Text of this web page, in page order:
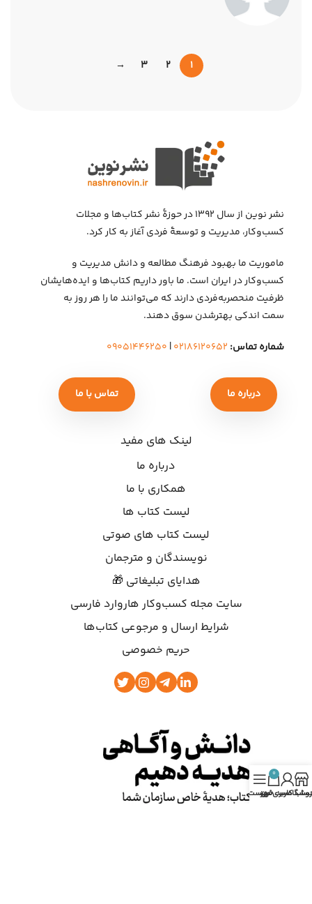
1
2
3
→
نشر نوین از سال ۱۳۹۲ در حوزهٔ نشر کتاب‌ها و مجلات
کسب‌وکار، مدیریت و توسعهٔ فردی آغاز به کار کرد.
ماموریت ما بهبود فرهنگ مطالعه و دانش مدیریت و
کسب‌وکار در ایران است. ما باور داریم کتاب‌ها و ایده‌هایشان
ظرفیت منحصربه‌فردی دارند که می‌توانند ما را هر روز به
سمت اندکی بهتر‌شدن سوق دهند.
شماره تماس: ۰۲۱۸۶۱۲۰۶۵۲| ۰۹۰۵۱۴۴۶۲۵۰
درباره ما تماس با ما
لینک های مفید
درباره ما
همکاری با ما
لیست کتاب ها
لیست کتاب های صوتی
نویسندگان و مترجمان
هدایای تبلیغاتی 🎁
سایت مجله کسب‌وکار هاروارد فارسی
شرایط ارسال و مرجوعی کتاب‌ها
حریم خصوصی
کاربری من
0
سبد خریدفهرست